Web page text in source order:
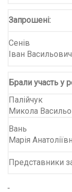
Запрошені:
Сенів
Іван Васильович
Брали участь у
Палійчук
Микола
Вань
Марія
Представники